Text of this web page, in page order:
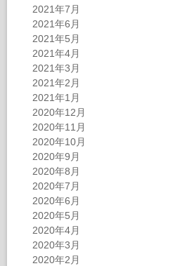
2021年7月
2021年6月
2021年5月
2021年4月
2021年3月
2021年2月
2021年1月
2020年12月
2020年11月
2020年10月
2020年9月
2020年8月
2020年7月
2020年6月
2020年5月
2020年4月
2020年3月
2020年2月